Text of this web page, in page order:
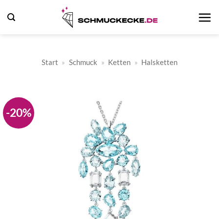
Inhalt
Start » Schmuck » Ketten » Halsketten
-20%